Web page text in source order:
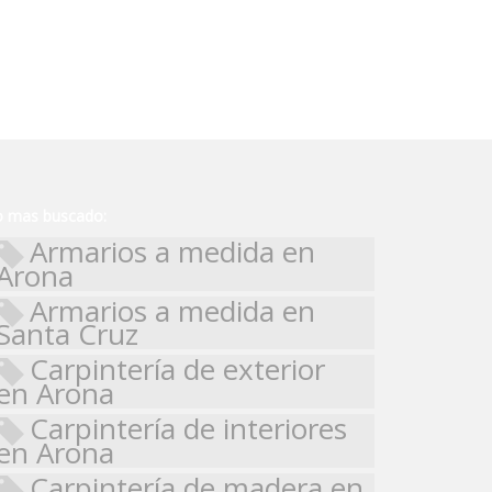
Armarios a medida en
Armarios a medida en
Cruz
Carpintería de exterior
Arona
Carpintería de interiores
Arona